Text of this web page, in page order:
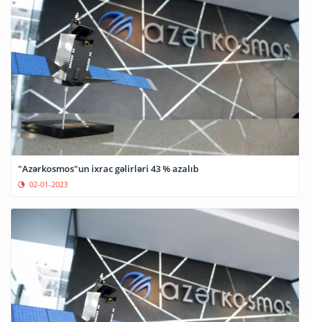
"Azərkosmos"un ixrac gəlirləri 43 % azalıb
02-01-2023